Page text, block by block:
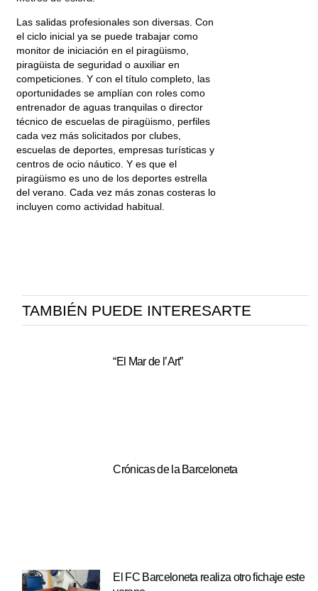
Las salidas profesionales son diversas. Con
el ciclo inicial ya se puede trabajar como
monitor de iniciación en el piragüismo,
piragüista de seguridad o auxiliar en
competiciones. Y con el título completo, las
oportunidades se amplían con roles como
entrenador de aguas tranquilas o director
técnico de escuelas de piragüismo, perfiles
cada vez más solicitados por clubes,
escuelas de deportes, empresas turísticas y
centros de ocio náutico. Y es que el
piragüismo es uno de los deportes estrella
del verano. Cada vez más zonas costeras lo
incluyen como actividad habitual.
TAMBIÉN PUEDE INTERESARTE
“El Mar de l’Art”
Crónicas de la Barceloneta
El FC Barceloneta realiza otro fichaje este